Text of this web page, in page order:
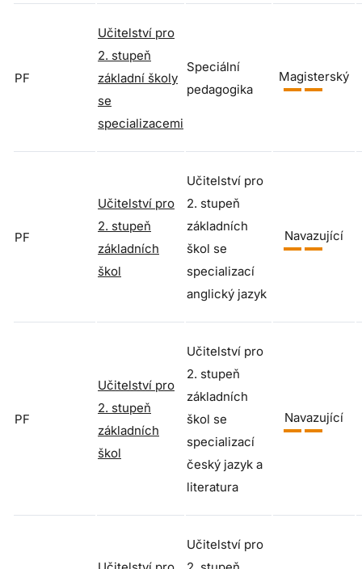
PF
Učitelství pro
2. stupeň
základní školy
se
specializacemi
Speciální
pedagogika
Magisterský
PF
Učitelství pro
2. stupeň
základních
škol
Učitelství pro
2. stupeň
základních
škol se
specializací
anglický jazyk
Navazující
PF
Učitelství pro
2. stupeň
základních
škol
Učitelství pro
2. stupeň
základních
škol se
specializací
český jazyk a
literatura
Navazující
Učitelství pro